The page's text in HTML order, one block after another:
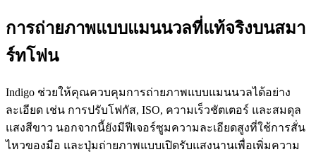
การถ่ายภาพแบบแมนนวลที่แท้จริงบนสมา
ร์ทโฟน
Indigo ช่วยให้คุณควบคุมการถ่ายภาพแบบแมนนวลได้อย่าง
ละเอียด เช่น การปรับโฟกัส, ISO, ความเร็วชัตเตอร์ และสมดุล
แสงสีขาว นอกจากนี้ยังมีฟีเจอร์ซูมความละเอียดสูงที่ใช้การสั่น
ไหวของมือ และปุ่มถ่ายภาพแบบเปิดรับแสงนานเพื่อเพิ่มความ